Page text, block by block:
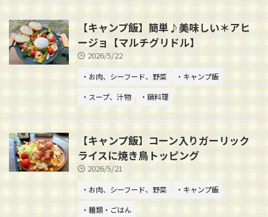
【キャンプ飯】簡単♪美味しい＊アヒ
ージョ【マルチグリドル】
2026/5/22
・お肉、シーフード、野菜
・キャンプ飯
・スープ、汁物
・鍋料理
【キャンプ飯】コーン入りガーリック
ライスに焼き鳥トッピング
2026/5/21
・お肉、シーフード、野菜
・キャンプ飯
・麺類・ごはん